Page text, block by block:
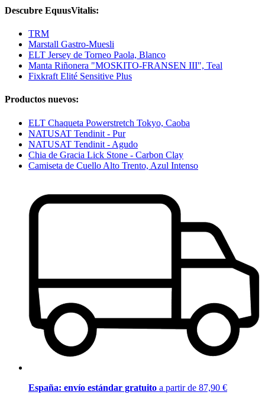
Descubre EquusVitalis:
TRM
Marstall Gastro-Muesli
ELT Jersey de Torneo Paola, Blanco
Manta Riñonera "MOSKITO-FRANSEN III", Teal
Fixkraft Elité Sensitive Plus
Productos nuevos:
ELT Chaqueta Powerstretch Tokyo, Caoba
NATUSAT Tendinit - Pur
NATUSAT Tendinit - Agudo
Chia de Gracia Lick Stone - Carbon Clay
Camiseta de Cuello Alto Trento, Azul Intenso
España: envío estándar gratuito a partir de 87,90 €